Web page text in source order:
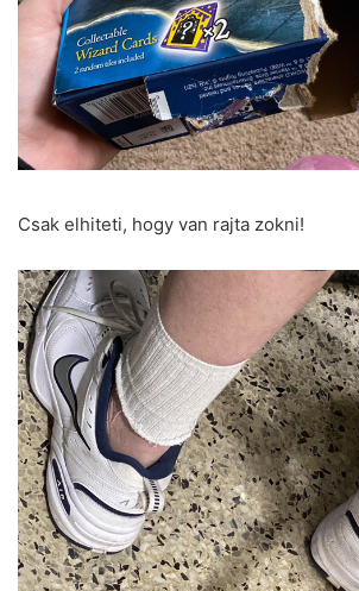
Csak elhiteti, hogy van rajta zokni!